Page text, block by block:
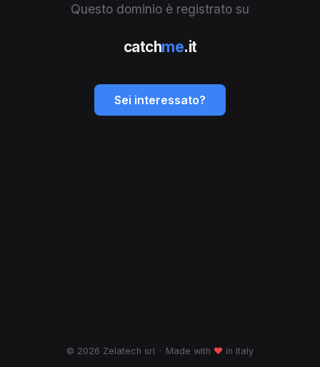
Questo dominio è registrato su
catchme.it
Sei interessato?
© 2026 Zelatech srl · Made with ♥ in Italy